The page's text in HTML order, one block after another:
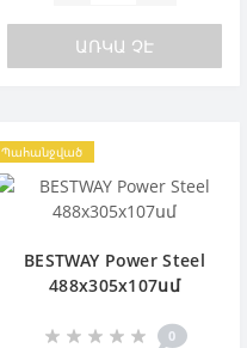
ԱՌԿԱ ՉԷ
Պահանջված
BESTWAY Power Steel
488х305х107սմ
0